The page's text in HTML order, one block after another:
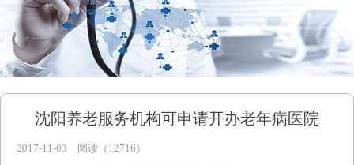
医疗技术
名院展示
药房明星
资料学习
培训课程
学术沙龙
进修学习
慢病管理
疾病筛查
服务流程
沈阳养老服务机构可申请开办老年病医院
2017-11-03 阅读（12716）